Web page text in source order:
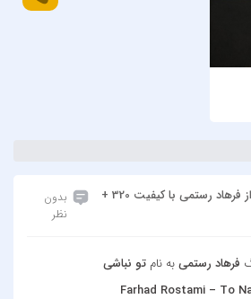
دانلود آهنگ تو نباشی از فرهاد رستمی با کیفیت 320 +
بدون
نظر
فرهاد رستمیبه نامتو نباشی
Farhad Rostami – To